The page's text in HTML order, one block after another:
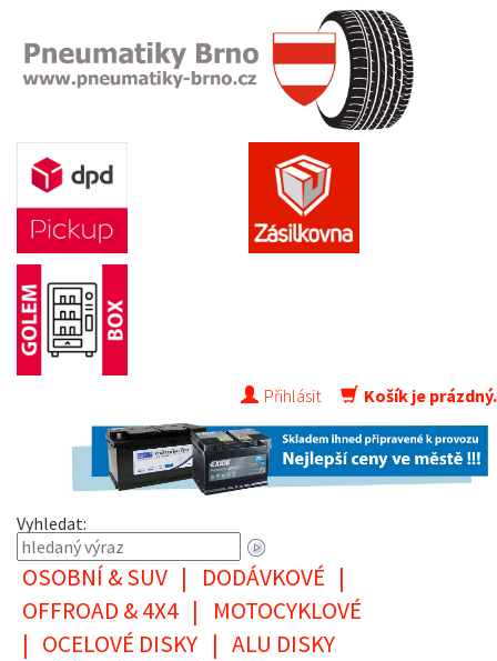
Přihlásit Košík je prázdný.
Vyhledat:
OSOBNÍ & SUV | DODÁVKOVÉ |
OFFROAD & 4X4 |
MOTOCYKLOVÉ
| OCELOVÉ DISKY | ALU DISKY